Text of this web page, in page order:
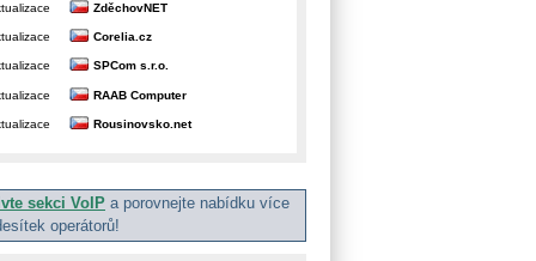
ZděchovNET
Corelia.cz
SPCom s.r.o.
RAAB Computer
Rousinovsko.net
sekci VoIP a porovnejte nabídku více
operátorů!